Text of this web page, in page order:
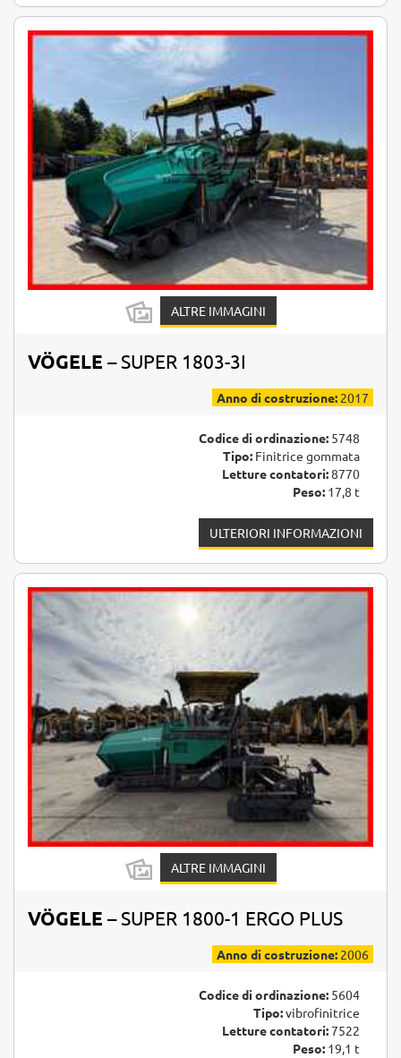
ALTRE IMMAGINI
VÖGELE – SUPER 1803-3I
Anno di costruzione: 2017
Codice di ordinazione: 5748
Tipo: Finitrice gommata
Letture contatori:8770
Peso: 17,8 t
ULTERIORI INFORMAZIONI
ALTRE IMMAGINI
VÖGELE – SUPER 1800-1 ERGO PLUS
Anno di costruzione: 2006
Codice di ordinazione: 5604
Tipo:vibrofinitrice
Letture contatori:7522
Peso: 19,1 t